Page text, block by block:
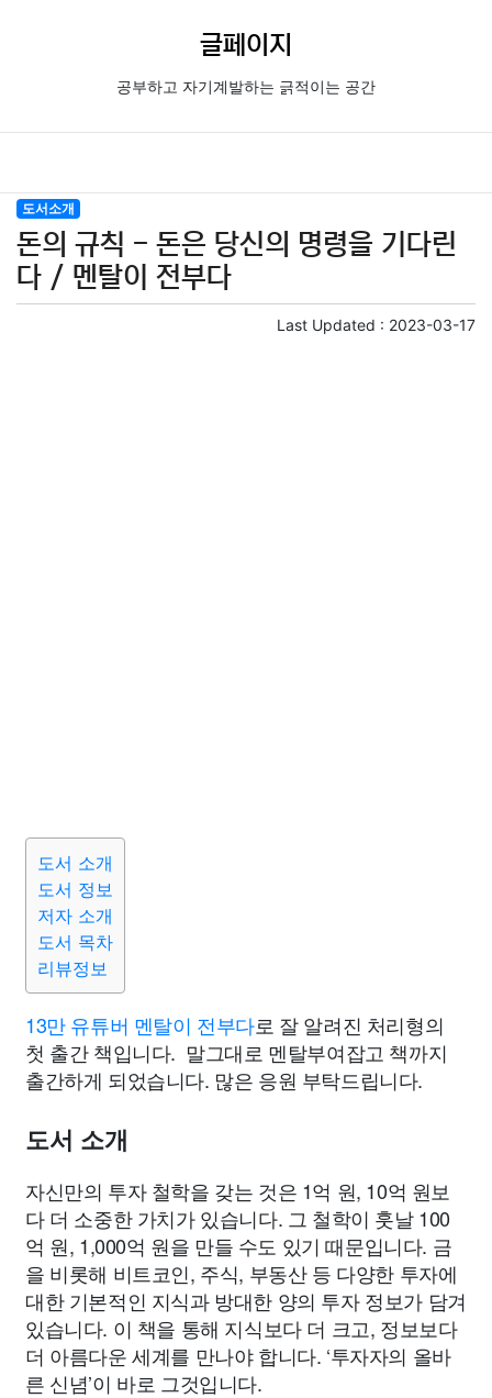
글페이지
공부하고 자기계발하는 긁적이는 공간
도서소개
돈의 규칙 - 돈은 당신의 명령을 기다린
다 / 멘탈이 전부다
Last Updated : 2023-03-17
도서 소개
도서 정보
저자 소개
도서 목차
리뷰정보
13만 유튜버 멘탈이 전부다로 잘 알려진 처리형의
첫 출간 책입니다. 말그대로 멘탈부여잡고 책까지
출간하게 되었습니다. 많은 응원 부탁드립니다.
도서 소개
자신만의 투자 철학을 갖는 것은 1억 원, 10억 원보
다 더 소중한 가치가 있습니다. 그 철학이 훗날 100
억 원, 1,000억 원을 만들 수도 있기 때문입니다. 금
을 비롯해 비트코인, 주식, 부동산 등 다양한 투자에
대한 기본적인 지식과 방대한 양의 투자 정보가 담겨
있습니다. 이 책을 통해 지식보다 더 크고, 정보보다
더 아름다운 세계를 만나야 합니다. ‘투자자의 올바
른 신념’이 바로 그것입니다.